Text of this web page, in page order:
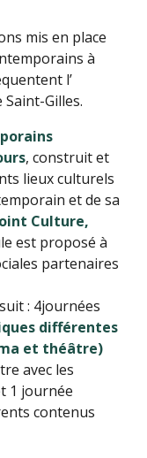
mis en place
à
l’
Saint-Gilles.
, construit et
lieux culturels
et de sa
Culture,
est proposé à
partenaires
: 4journées
différentes
et théâtre)
avec les
1 journée
contenus